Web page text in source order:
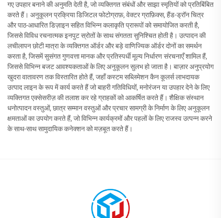
गए उपहार बनाने की अनुमति देती है, जो व्यक्तिगत संबंधों और साझा स्मृतियों को प्रतिबिंबित
करते हैं। अनुकूलन प्रक्रिया डिजिटल फोटोग्राफ़, वेक्टर ग्राफ़िक्स, हैंड-ड्रॉन चित्र
और पाठ-आधारित डिज़ाइन सहित विभिन्न कलाकृति प्रारूपों को समायोजित करती है,
जिससे विविध रचनात्मक इनपुट स्रोतों के साथ संगतता सुनिश्चित होती है। उत्पादन की
लचीलापन छोटी मात्रा के व्यक्तिगत ऑर्डर और बड़े वाणिज्यिक ऑर्डर दोनों का समर्थन
करता है, जिसमें सुसंगत गुणवत्ता मानक और प्रतिस्पर्धी मूल्य निर्धारण संरचनाएँ शामिल हैं,
जिससे विभिन्न बजट आवश्यकताओं के लिए अनुकूलन सुलभ हो जाता है। बाज़ार अनुप्रयोग
खुदरा वातावरण तक विस्तारित होते हैं, जहाँ कस्टम सब्लिमेशन कैन कूलर्स लाभदायक
उत्पाद लाइन के रूप में कार्य करते हैं जो बाहरी गतिविधियों, मनोरंजन या उपहार देने के लिए
व्यक्तिगत एक्सेसरीज़ की तलाश कर रहे ग्राहकों को आकर्षित करते हैं। शैक्षिक संस्थान
धनोत्पादन वस्तुओं, छात्र सम्मान वस्तुओं और प्रचार सामग्री के निर्माण के लिए अनुकूलन
क्षमताओं का उपयोग करते हैं, जो विभिन्न कार्यक्रमों और पहलों के लिए राजस्व उत्पन्न करने
के साथ-साथ सामुदायिक कनेक्शन को मज़बूत करते हैं।